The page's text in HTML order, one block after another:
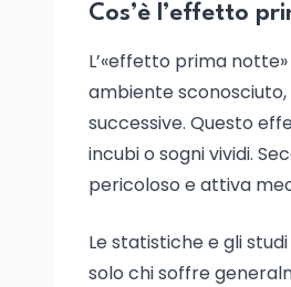
Cos’è l’effetto
L’«effetto prima
ambiente
successive. Questo
incubi o sogni vividi.
pericoloso e attiva
Le statistiche e gli
solo chi soffre